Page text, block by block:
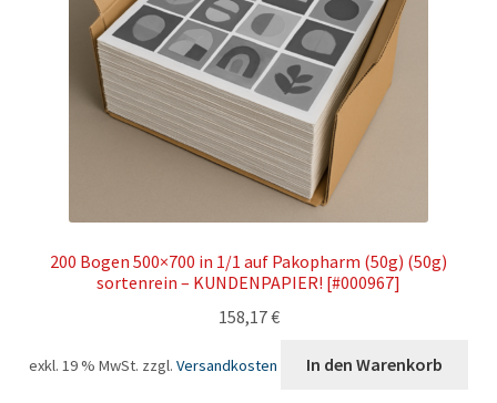
200 Bogen 500×700 in 1/1 auf Pakopharm (50g) (50g)
sortenrein – KUNDENPAPIER! [#000967]
158,17€
exkl. 19 % MwSt. zzgl.Versandkosten In den Warenkorb